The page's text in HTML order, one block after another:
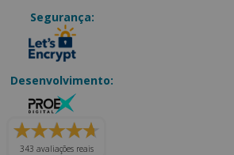
Segurança:
Desenvolvimento:
343 avaliações reais